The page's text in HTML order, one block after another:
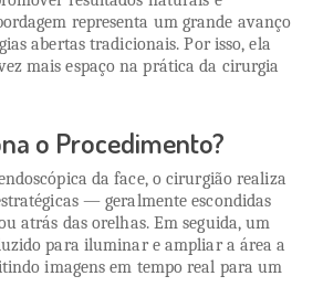
representa um grande avanço
abertas tradicionais. Por isso, ela
mais espaço na prática da cirurgia
o Procedimento?
da face, o cirurgião realiza
— geralmente escondidas
atrás das orelhas. Em seguida, um
para iluminar e ampliar a área a
imagens em tempo real para um